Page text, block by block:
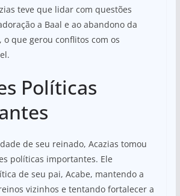
teve que lidar com questões
a Baal e ao abandono da
o que gerou conflitos com os
Políticas
de seu reinado, Acazias tomou
políticas importantes. Ele
de seu pai, Acabe, mantendo a
vizinhos e tentando fortalecer a